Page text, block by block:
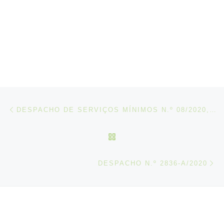
Post navigation
DESPACHO N.º 2836-A/2020